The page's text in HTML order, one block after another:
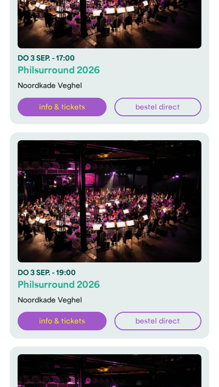
DO 3 SEP. - 17:00
Noordkade Veghel
Philsurround 2026
info & tickets bestel direct
DO 3 SEP. - 19:00
Noordkade Veghel
Philsurround 2026
info & tickets bestel direct